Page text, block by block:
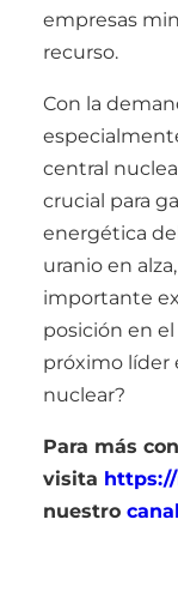
empresas
recurso.
Con la
central
crucial para
energética
uranio en
importante
posición en el
próximo líder
nuclear?
Para más
visita
nuestro